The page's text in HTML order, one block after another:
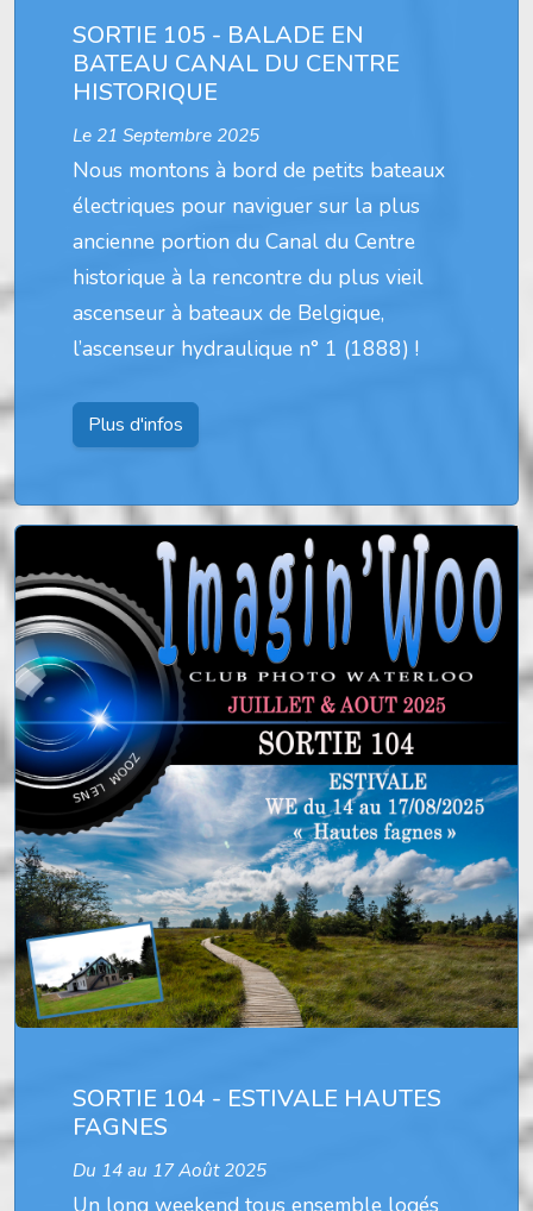
SORTIE 105 - BALADE EN
BATEAU CANAL DU CENTRE
HISTORIQUE
Le 21 Septembre 2025
Nous montons à bord de petits bateaux
électriques pour naviguer sur la plus
ancienne portion du Canal du Centre
historique à la rencontre du plus vieil
ascenseur à bateaux de Belgique,
l’ascenseur hydraulique n° 1 (1888) !
Plus d'infos
SORTIE 104 - ESTIVALE HAUTES
FAGNES
Du 14 au 17 Août 2025
Un long weekend tous ensemble logés